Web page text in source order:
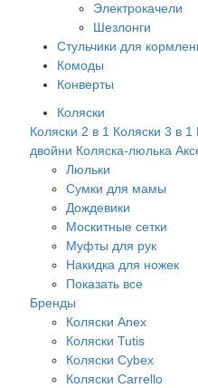
Электрокачели
Шезлонги
Стульчики для
Комоды
Конверты
Коляски
Коляски 2 в 1 Коляски 3 в 1
двойни Коляска-люлька
Люльки
Сумки для мамы
Дождевики
Москитные сетки
Муфты для рук
Накидка для ножек
Показать все
Бренды
Коляски Anex
Коляски Tutis
Коляски Cybex
Коляски Carrello